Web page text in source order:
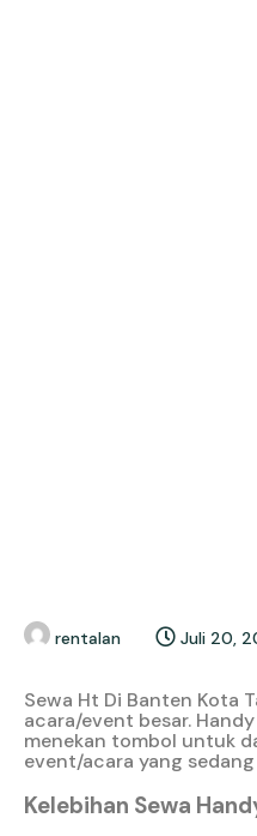
rentalan Juli 20,
Sewa Ht Di Banten Kota
acara/event besar.
menekan tombol untuk
event/acara yang
Kelebihan Sewa